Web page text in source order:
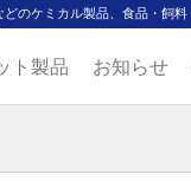
のケミカル製品、食品・飼
ト製品 お知らせ